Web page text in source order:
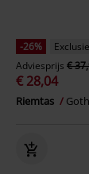
-26%
Adviesprijs €
€ 28,04
Riemtas